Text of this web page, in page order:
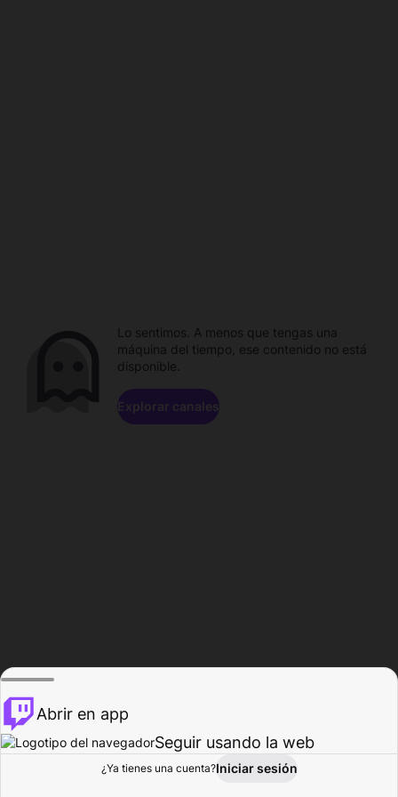
Explorar Actividad
Lo sentimos. A menos que tengas una
máquina del tiempo, ese contenido no está
disponible.
Explorar canales
Abrir en app
Seguir usando la web
¿Ya tienes una cuenta?Iniciar sesión